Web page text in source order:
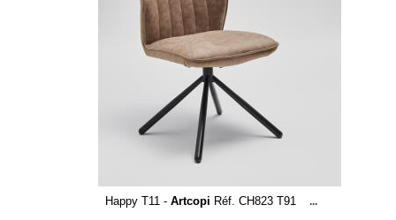
Happy T11 - Artcopi Réf. CH823 T91 ...